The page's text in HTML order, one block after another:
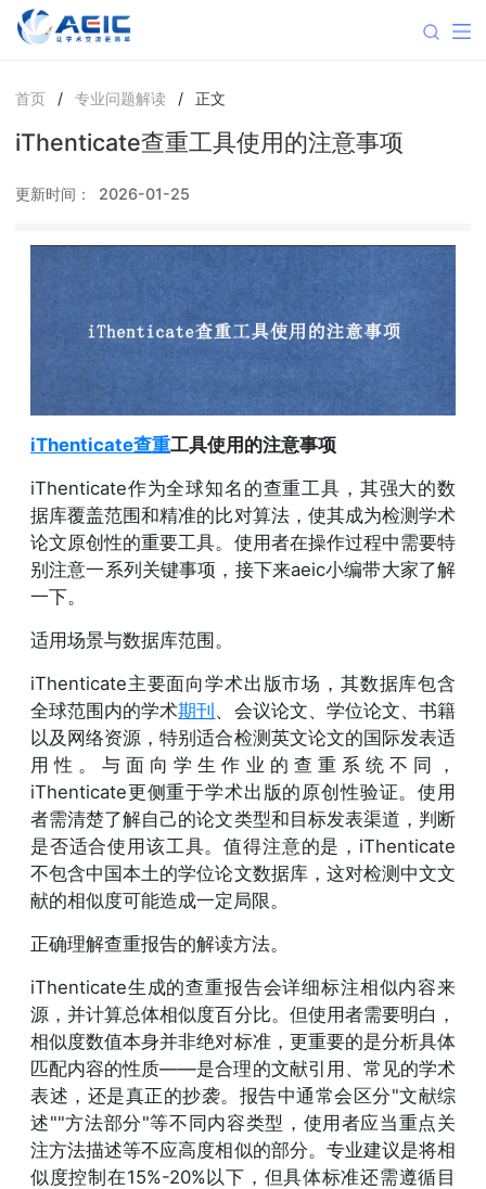
首页 / 专业问题解读 / 正文
iThenticate查重工具使用的注意事项
更新时间： 2026-01-25
iThenticate查重工具使用的注意事项
iThenticate作为全球知名的查重工具，其强大的数
据库覆盖范围和精准的比对算法，使其成为检测学术
论文原创性的重要工具。使用者在操作过程中需要特
别注意一系列关键事项，接下来aeic小编带大家了解
一下。
适用场景与数据库范围。
iThenticate主要面向学术出版市场，其数据库包含
全球范围内的学术期刊、会议论文、学位论文、书籍
以及网络资源，特别适合检测英文论文的国际发表适
用性。与面向学生作业的查重系统不同，
iThenticate更侧重于学术出版的原创性验证。使用
者需清楚了解自己的论文类型和目标发表渠道，判断
是否适合使用该工具。值得注意的是，iThenticate
不包含中国本土的学位论文数据库，这对检测中文文
献的相似度可能造成一定局限。
正确理解查重报告的解读方法。
iThenticate生成的查重报告会详细标注相似内容来
源，并计算总体相似度百分比。但使用者需要明白，
相似度数值本身并非绝对标准，更重要的是分析具体
匹配内容的性质——是合理的文献引用、常见的学术
表述，还是真正的抄袭。报告中通常会区分"文献综
述""方法部分"等不同内容类型，使用者应当重点关
注方法描述等不应高度相似的部分。专业建议是将相
似度控制在15%-20%以下，但具体标准还需遵循目